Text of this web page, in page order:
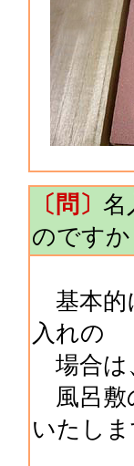
〔問〕 名
のですか
基本的
入れの
場合は
風呂敷
いたしま